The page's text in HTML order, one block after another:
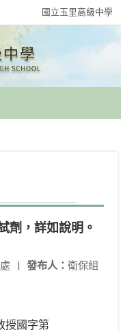
國立玉里高級中學
劑，詳如說明。
發布人： 衛保組
|
授國字第